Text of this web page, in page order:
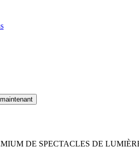
DE SPECTACLES DE